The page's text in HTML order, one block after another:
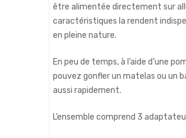
être alimentée directement sur
caractéristiques la rendent
en pleine nature.
En peu de temps, à l’aide d’une
pouvez gonfler un matelas ou un
aussi rapidement.
L’ensemble comprend 3